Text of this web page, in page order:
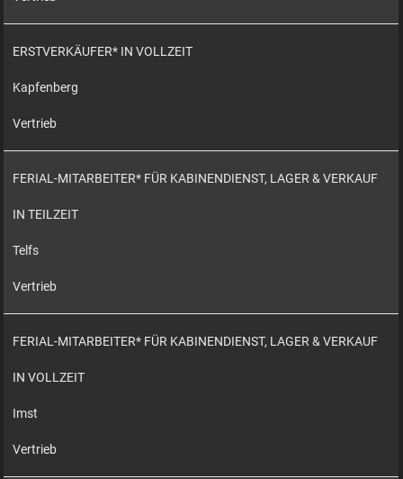
ERSTVERKÄUFER* IN VOLLZEIT
Kapfenberg
Vertrieb
FERIAL-MITARBEITER* FÜR KABINENDIENST, LAGER & VERKAUF
IN TEILZEIT
Telfs
Vertrieb
FERIAL-MITARBEITER* FÜR KABINENDIENST, LAGER & VERKAUF
IN VOLLZEIT
Imst
Vertrieb